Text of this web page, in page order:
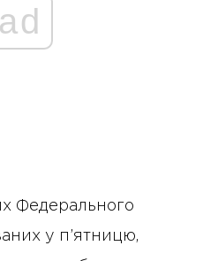
ad
Федерального
у п’ятницю,